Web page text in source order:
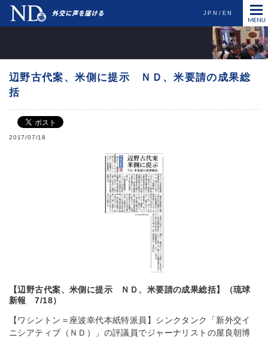
JPN EN
辺野古代案、米側に提示 ＮＤ、米要請の成果総
括
2017/07/18
【辺野古代案、米側に提示 ＮＤ、米要請の成果総括】（琉球
新報 7/18）
【ワシントン＝座波幸代本紙特派員】シンクタンク「新外交イ
ニシアティブ（ＮＤ）」の評議員でジャーナリストの屋良朝博